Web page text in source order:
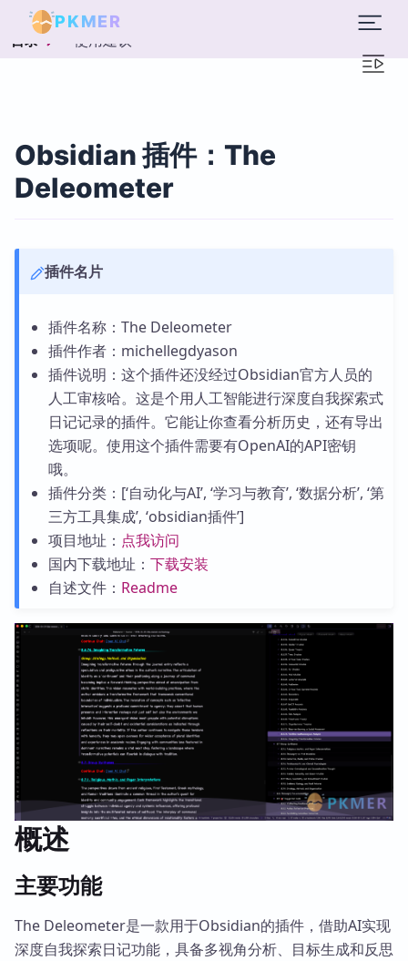
PKMER
目录 使用建议
Obsidian 插件：The
Deleometer
插件名片
插件名称：The Deleometer
插件作者：michellegdyason
插件说明：这个插件还没经过Obsidian官方人员的
人工审核哈。这是个用人工智能进行深度自我探索式
日记记录的插件。它能让你查看分析历史，还有导出
选项呢。使用这个插件需要有OpenAI的API密钥
哦。
插件分类：[‘自动化与AI’, ‘学习与教育’, ‘数据分析’, ‘第
三方工具集成’, ‘obsidian插件’]
项目地址： 点我访问
国内下载地址： 下载安装
自述文件： Readme
概述
主要功能
The Deleometer是一款用于Obsidian的插件，借助AI实现
深度自我探索日记功能，具备多视角分析、目标生成和反思